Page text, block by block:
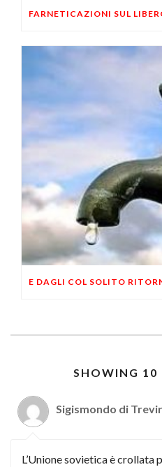
SHOWING 10
Sigismondo di
L’Unione sovietica è